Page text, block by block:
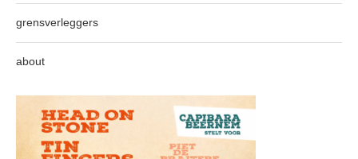
grensverleggers
about